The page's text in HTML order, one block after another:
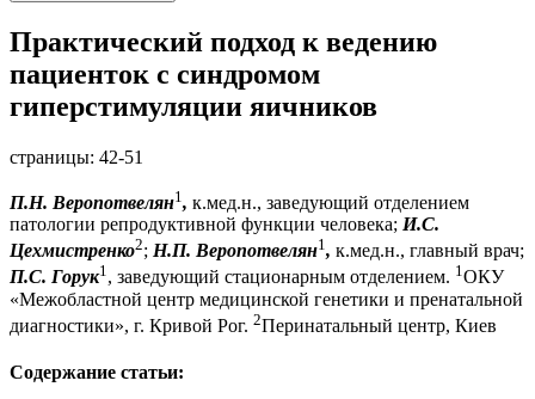
Практический подход к ведению
пациенток с синдромом
гиперстимуляции яичников
страницы: 42-51
П.Н. Веропотвелян1 , к.мед.н., заведующий отделением
патологии репродуктивной функции человека; И.С.
Цехмистренко2; Н.П. Веропотвелян1, к.мед.н., главный врач;
П.С. Горук1, заведующий стационарным отделением. 1ОКУ
«Межобластной центр медицинской генетики и пренатальной
диагностики», г. Кривой Рог. 2Перинатальный центр, Киев
Содержание статьи: